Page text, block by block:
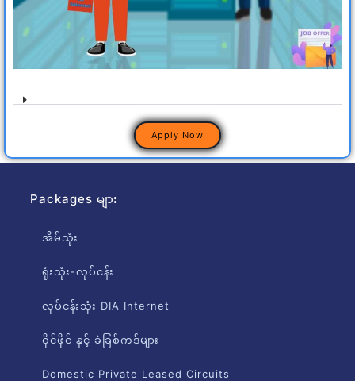
Apply Now
Packages များ
အိမ်သုံး
ရုံးသုံး-လုပ်ငန်း
လုပ်ငန်းသုံး DIA Internet
ဝိုင်ဖိုင် နှင့် ခဲခြစ်ကဒ်များ
Domestic Private Leased Circuits